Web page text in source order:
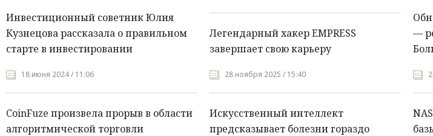
Инвестиционный советник Юлия
Кузнецова рассказала о правильном
старте в инвестировании
18 июня 2024 / 11:06
CoinFuze произвела прорыв в области
алгоритмической торговли
Легендарный хакер EMPRESS
завершает свою карьеру
28 ноября 2025 / 15:40
Искусственный интеллект
предсказывает болезни гораздо
—